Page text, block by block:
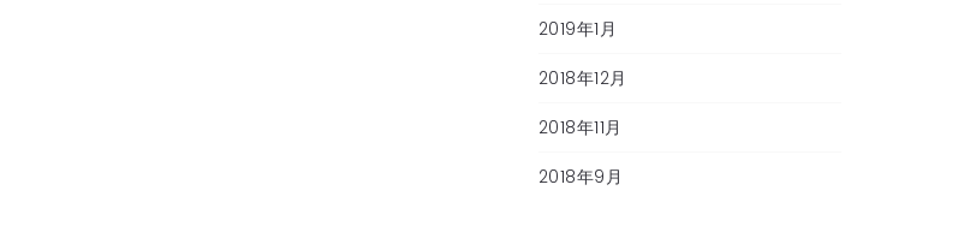
2019年1月
2018年12月
2018年11月
2018年9月